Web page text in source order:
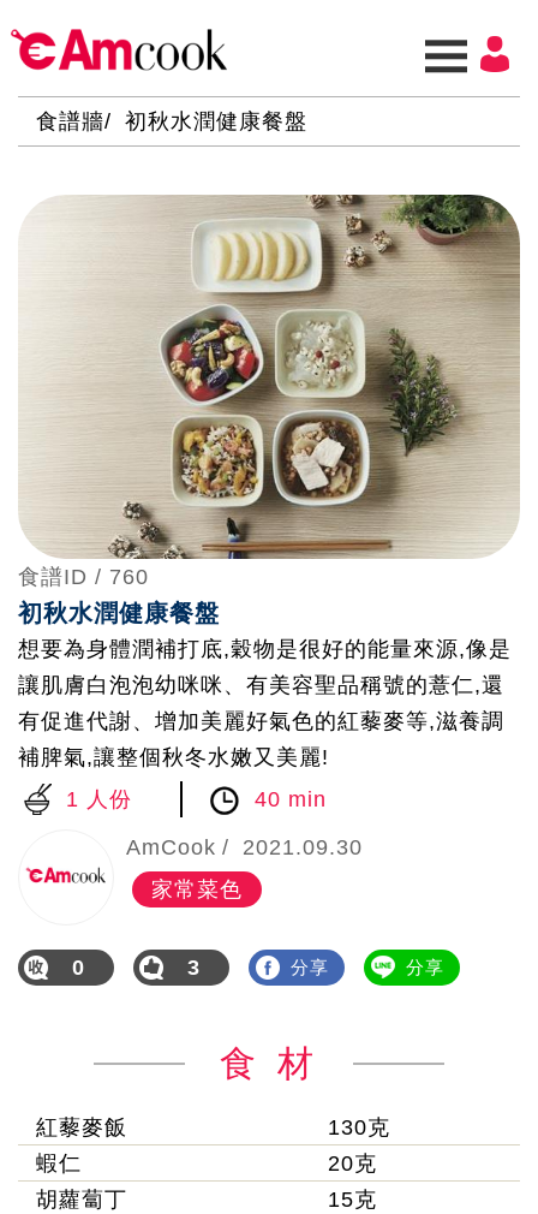
食譜牆 初秋水潤健康餐盤
食譜ID / 760
初秋水潤健康餐盤
想要為身體潤補打底,穀物是很好的能量來源,像是
讓肌膚白泡泡幼咪咪、有美容聖品稱號的薏仁,還
有促進代謝、增加美麗好氣色的紅藜麥等,滋養調
補脾氣,讓整個秋冬水嫩又美麗!
1 人份
40 min
AmCook
2021.09.30
家常菜色
0 3 分享 分享
食 材
紅藜麥飯
130克
蝦仁
20克
胡蘿蔔丁
15克